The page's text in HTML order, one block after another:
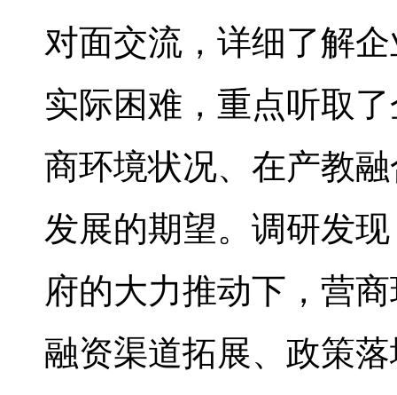
对面交流，详细了解
实际困难，重点听取
商环境状况、在产教
发展的期望。调研发
府的大力推动下，营
融资渠道拓展、政策